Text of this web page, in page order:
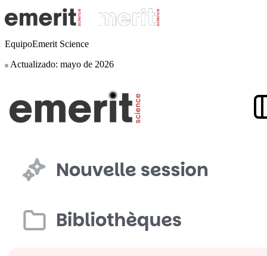
EquipoEmerit Science
Actualizado: mayo de 2026